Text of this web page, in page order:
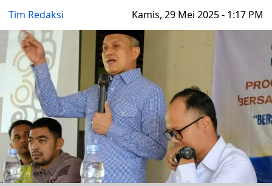
Tim Redaksi Kamis, 29 Mei 2025 - 1:17 PM